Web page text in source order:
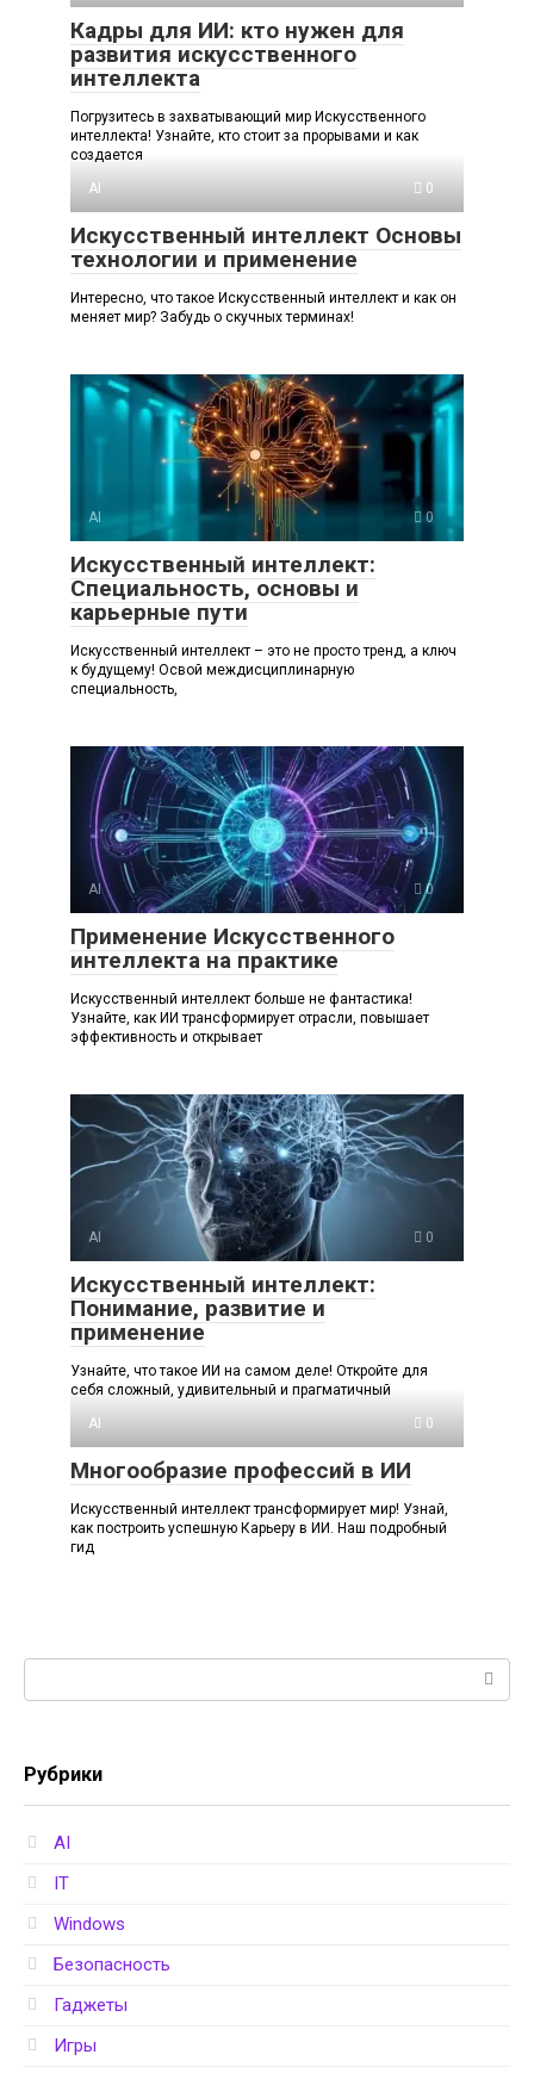
Кадры для ИИ: кто нужен для
развития искусственного
интеллекта
Погрузитесь в захватывающий мир Искусственного
интеллекта! Узнайте, кто стоит за прорывами и как
создается
AI
0
Искусственный интеллект Основы
технологии и применение
Интересно, что такое Искусственный интеллект и как он
меняет мир? Забудь о скучных терминах!
AI 0
Искусственный интеллект:
Специальность, основы и
карьерные пути
Искусственный интеллект – это не просто тренд, а ключ
к будущему! Освой междисциплинарную
специальность,
AI 0
Применение Искусственного
интеллекта на практике
Искусственный интеллект больше не фантастика!
Узнайте, как ИИ трансформирует отрасли, повышает
эффективность и открывает
AI 0
Искусственный интеллект:
Понимание, развитие и
применение
Узнайте, что такое ИИ на самом деле! Откройте для
себя сложный, удивительный и прагматичный
AI
0
Многообразие профессий в ИИ
Искусственный интеллект трансформирует мир! Узнай,
как построить успешную Карьеру в ИИ. Наш подробный
гид
Рубрики
AI
IT
Windows
Безопасность
Гаджеты
Игры